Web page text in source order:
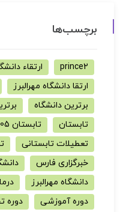
برچسب‌ها
prince2
ارتقاء
ارتقا دانشگاه مهرالبرز
برترین دانشگاه
تابستان
تابستان 1405
تعطیلات تابستانی
خبرگزاری فارس
دانشگاه مهرالبرز
دوره آموزشی
دوره